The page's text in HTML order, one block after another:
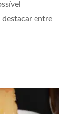
destacar entre